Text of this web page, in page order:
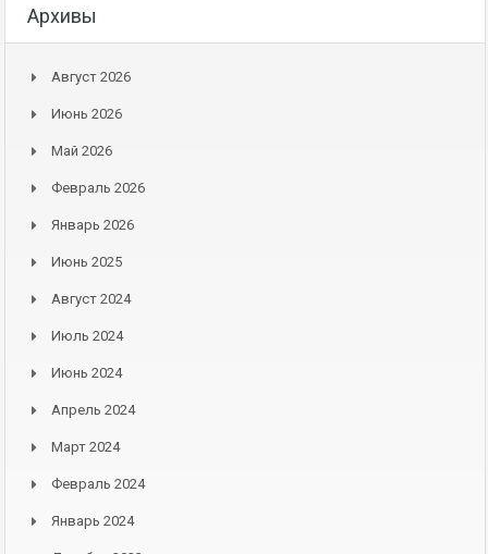
Архивы
Август 2026
Июнь 2026
Май 2026
Февраль 2026
Январь 2026
Июнь 2025
Август 2024
Июль 2024
Июнь 2024
Апрель 2024
Март 2024
Февраль 2024
Январь 2024